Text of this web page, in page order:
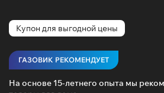
Купон для выгодной цены
ГАЗОВИК РЕКОМЕНДУЕТ
На основе 15-летнего опыта мы